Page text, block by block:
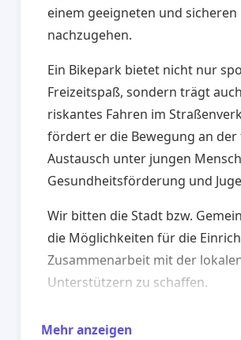
einem geeigneten und
nachzugehen.
Ein Bikepark bietet nicht nur
Freizeitspaß, sondern trägt
riskantes Fahren im
fördert er die Bewegung an
Austausch unter jungen
Gesundheitsförderung und
Wir bitten die Stadt bzw.
die Möglichkeiten für die
Zusammenarbeit mit der
Unterstützern zu schaffen.
Mehr anzeigen